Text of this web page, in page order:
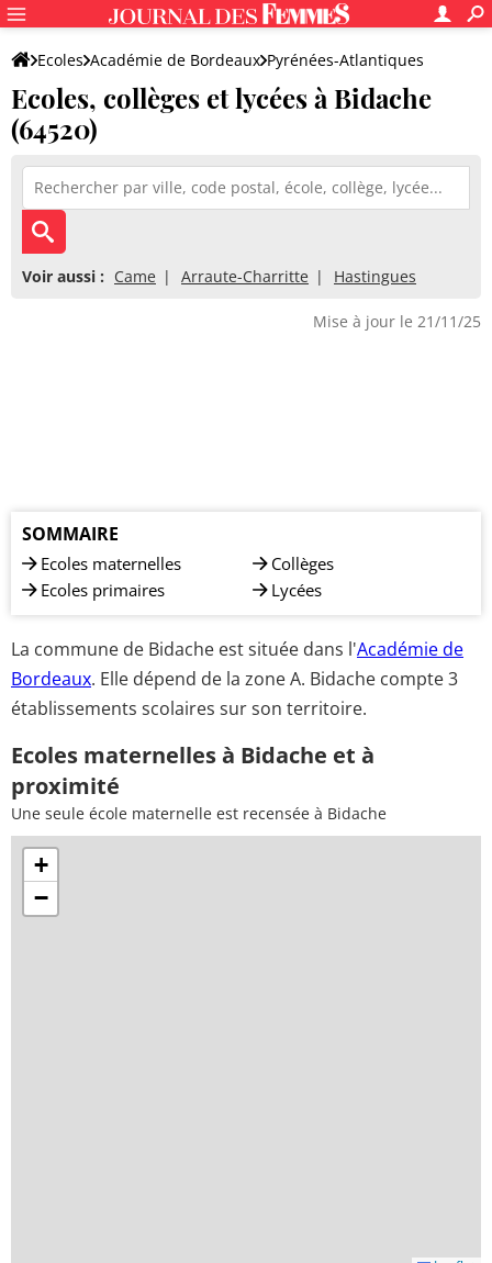
Ecoles Académie de Bordeaux Pyrénées-Atlantiques
Ecoles, collèges et lycées à Bidache
(64520)
Voir aussi : Came Arraute-Charritte Hastingues
Mise à jour le 21/11/25
SOMMAIRE
Ecoles maternelles
Ecoles primaires
Collèges
Lycées
La commune de Bidache est située dans l'Académie de
Bordeaux. Elle dépend de la zone A. Bidache compte 3
établissements scolaires sur son territoire.
Ecoles maternelles à Bidache et à
proximité
Une seule école maternelle est recensée à Bidache
+
−